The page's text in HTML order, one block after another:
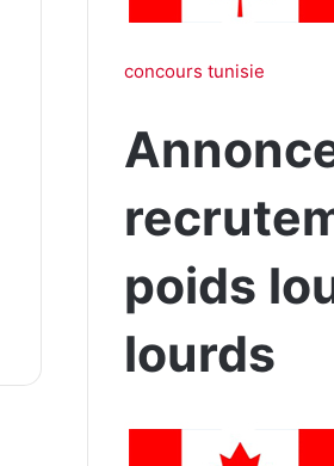
concours tunisie
poids
lourds